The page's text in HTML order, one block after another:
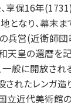
、享保16年
なり、幕末ま
兵営(近衛師
天皇の還暦を記
般に開放され
されたレンガ
立近代美術館